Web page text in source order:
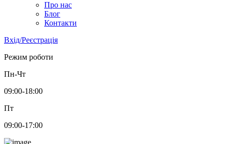
Про нас
Блог
Контакти
Вхід/Реєстрація
Режим роботи
Пн-Чт
09:00-18:00
Пт
09:00-17:00